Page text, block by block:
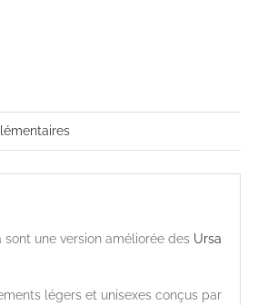
sont une version améliorée des Ursa
légers et unisexes conçus par